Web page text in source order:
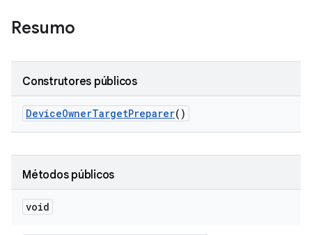
Resumo
Construtores públicos
DeviceOwnerTargetPreparer()
Métodos públicos
void